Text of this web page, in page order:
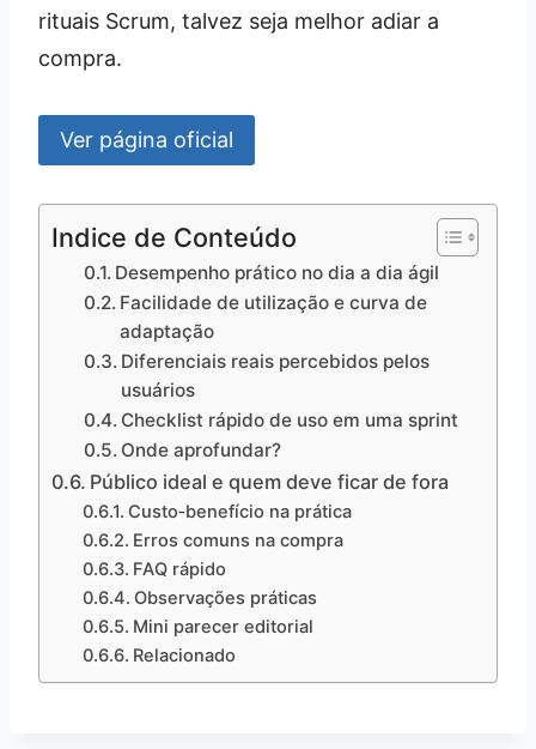
rituais Scrum, talvez seja melhor adiar a
compra.
Ver página oficial
Indice de Conteúdo
Desempenho prático no dia a dia ágil
Facilidade de utilização e curva de
adaptação
Diferenciais reais percebidos pelos
usuários
Checklist rápido de uso em uma sprint
Onde aprofundar?
Público ideal e quem deve ficar de fora
Custo‑benefício na prática
Erros comuns na compra
FAQ rápido
Observações práticas
Mini parecer editorial
Relacionado